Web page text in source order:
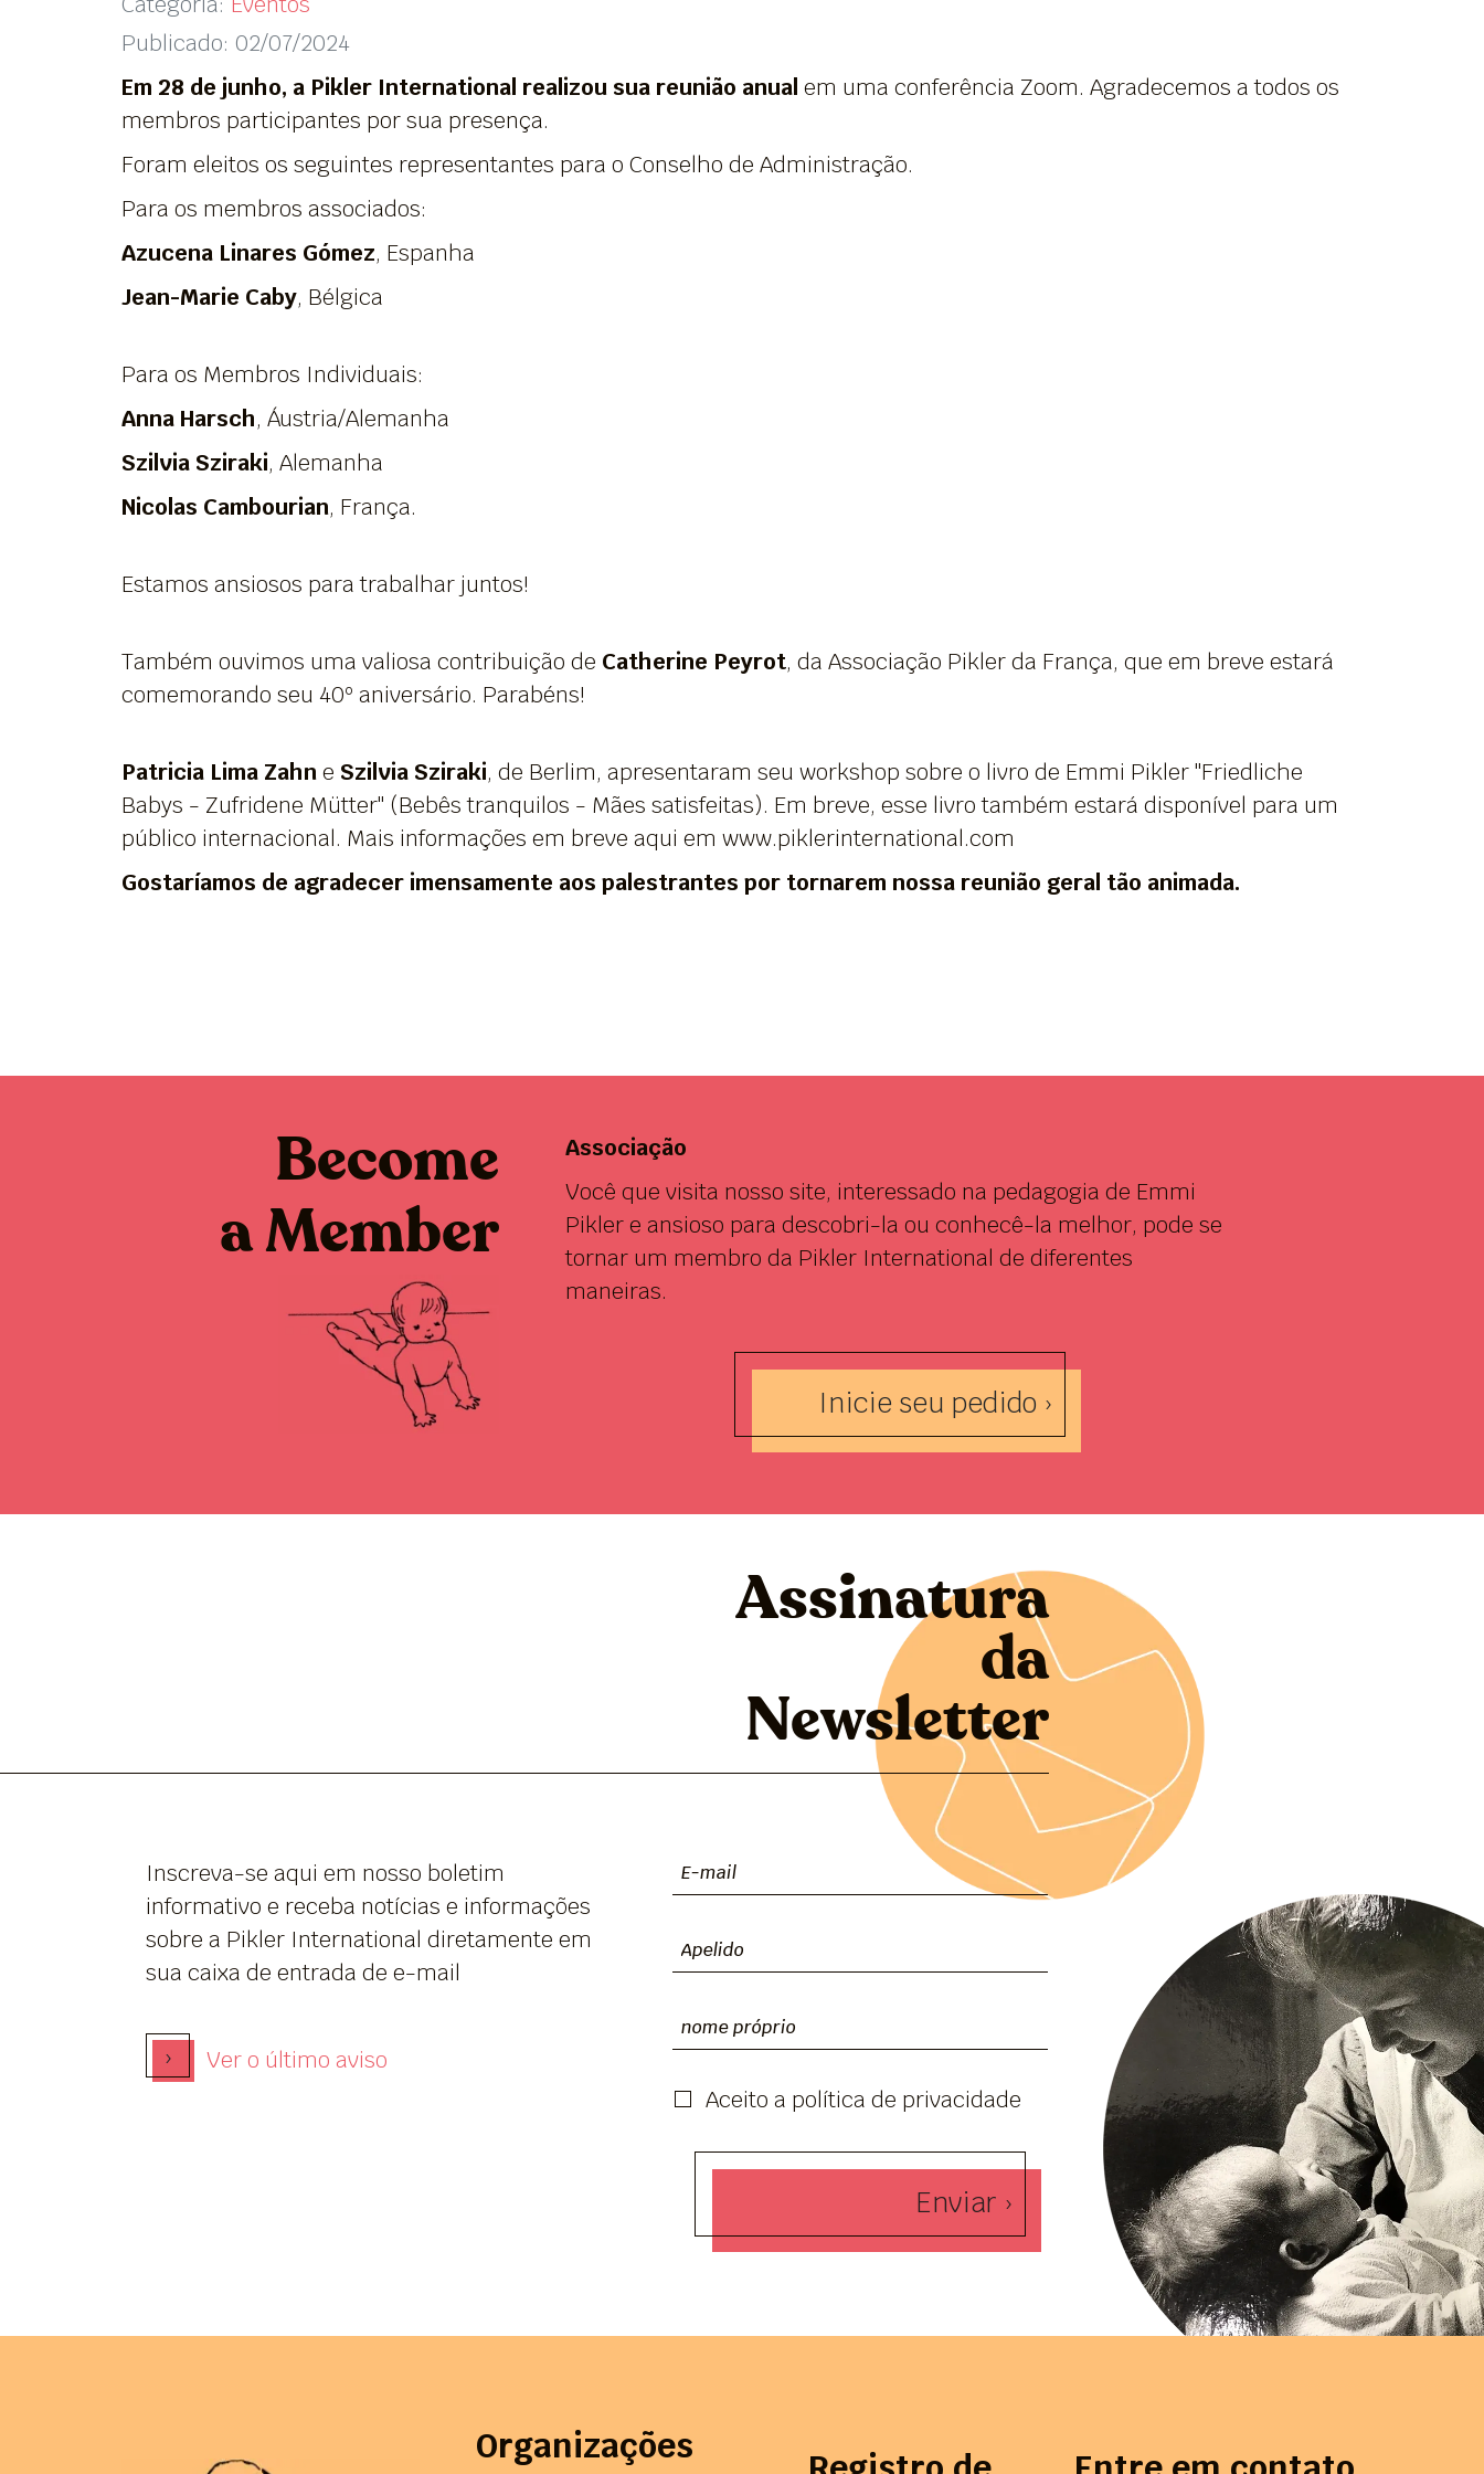
Publicado: 02/07/2024
Em 28 de junho, a Pikler International realizou sua reunião anual em uma conferência Zoom. Agradecemos a todos os
membros participantes por sua presença.
Foram eleitos os seguintes representantes para o Conselho de Administração.
Para os membros associados:
Azucena Linares Gómez, Espanha
Jean-Marie Caby, Bélgica
Para os Membros Individuais:
Anna Harsch, Áustria/Alemanha
Szilvia Sziraki, Alemanha
Nicolas Cambourian, França.
Estamos ansiosos para trabalhar juntos!
Também ouvimos uma valiosa contribuição de Catherine Peyrot, da Associação Pikler da França, que em breve estará
comemorando seu 40º aniversário. Parabéns!
Patricia Lima Zahne Szilvia Sziraki, de Berlim, apresentaram seu workshop sobre o livro de Emmi Pikler "Friedliche
Babys - Zufridene Mütter" (Bebês tranquilos - Mães satisfeitas). Em breve, esse livro também estará disponível para um
público internacional. Mais informações em breve aqui em www.piklerinternational.com
Gostaríamos de agradecer imensamente aos palestrantes por tornarem nossa reunião geral tão animada.
Become
a Member
Associação
Você que visita nosso site, interessado na pedagogia de Emmi
Pikler e ansioso para descobri-la ou conhecê-la melhor, pode se
tornar um membro da Pikler International de diferentes
maneiras.
Inicie seu pedido ›
Assinatura
da
Newsletter
Inscreva-se aqui em nosso boletim
informativo e receba notícias e informações
sobre a Pikler International diretamente em
sua caixa de entrada de e-mail
›
Ver o último aviso
Aceito a política de privacidade
Enviar ›
Organizações